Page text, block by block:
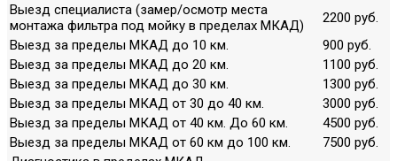
Выезд специалиста (замер/осмотр места
монтажа фильтра под мойку в пределах МКАД)
2200 руб.
Выезд за пределы МКАД до 10 км.
900 руб.
Выезд за пределы МКАД до 20 км.
1100 руб.
Выезд за пределы МКАД до 30 км.
1300 руб.
Выезд за пределы МКАД от 30 до 40 км.
3000 руб.
Выезд за пределы МКАД от 40 км. До 60 км.
4500 руб.
Выезд за пределы МКАД от 60 км до 100 км.
7500 руб.